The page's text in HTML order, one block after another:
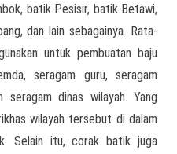
batik Pesisir, batik Betawi,
dan lain sebagainya. Rata-
untuk pembuatan baju
seragam guru, seragam
seragam dinas wilayah. Yang
wilayah tersebut di dalam
Selain itu, corak batik juga